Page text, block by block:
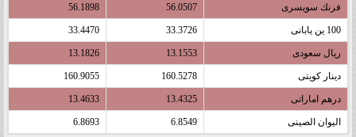
فرنك سويسرى 56.0507
56.1898
100 ين يابانى 33.3726
33.4470
ريال سعودى 13.1553
13.1826
دينار كويتى 160.5278
160.9055
درهم اماراتى 13.4325
13.4633
اليوان الصينى 6.8549
6.8693